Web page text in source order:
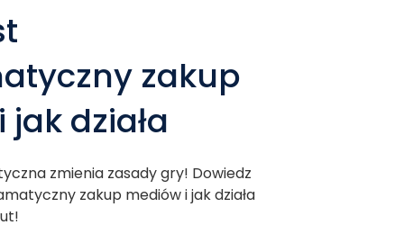
zakup
działa
zmienia zasady gry! Dowiedz
zakup mediów i jak działa